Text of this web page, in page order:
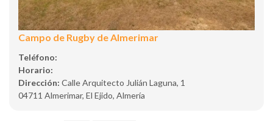
Campo de Rugby de Almerimar
Teléfono:
Horario:
Dirección: Calle Arquitecto Julián Laguna, 1
04711 Almerimar, El Ejido, Almería